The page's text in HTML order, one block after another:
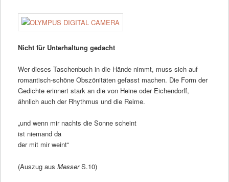
Nicht für Unterhaltung gedacht
Wer dieses Taschenbuch in die Hände nimmt, muss sich auf
romantisch-schöne Obszönitäten gefasst machen. Die Form der
Gedichte erinnert stark an die von Heine oder Eichendorff,
ähnlich auch der Rhythmus und die Reime.
„und wenn mir nachts die Sonne scheint
ist niemand da
der mit mir weint“
(Auszug aus MesserS.10)